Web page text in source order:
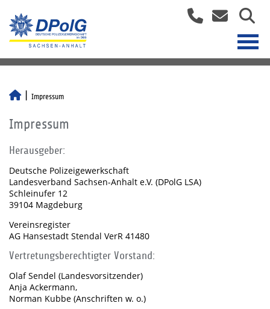
Impressum
Impressum
Herausgeber:
Deutsche Polizeigewerkschaft
Landesverband Sachsen-Anhalt e.V. (DPolG LSA)
Schleinufer 12
39104 Magdeburg
Vereinsregister
AG Hansestadt Stendal VerR 41480
Vertretungsberechtigter Vorstand:
Olaf Sendel (Landesvorsitzender)
Anja Ackermann,
Norman Kubbe (Anschriften w. o.)